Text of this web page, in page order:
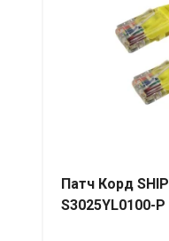
Патч Корд SHIP
S3025YL0100-P